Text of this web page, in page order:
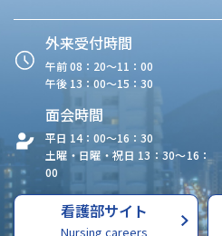
外来受付時間
午前 08：20〜11：00
午後 13：00〜15：30
面会時間
平日 14：00〜16：30
土曜・日曜・祝日 13：30〜16：
00
看護部サイト
Nursing careers